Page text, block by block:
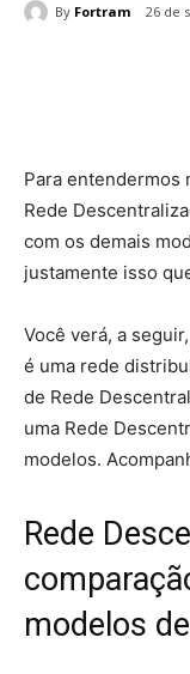
By Fortram 26 de
Para entendermos
Rede
com os demais
justamente isso
Você verá, a
é uma rede
de Rede
uma Rede
modelos.
Rede
modelos